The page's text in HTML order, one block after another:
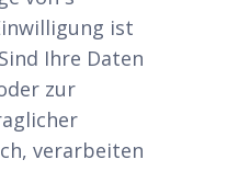
ist
Ihre Daten
zur
verarbeiten